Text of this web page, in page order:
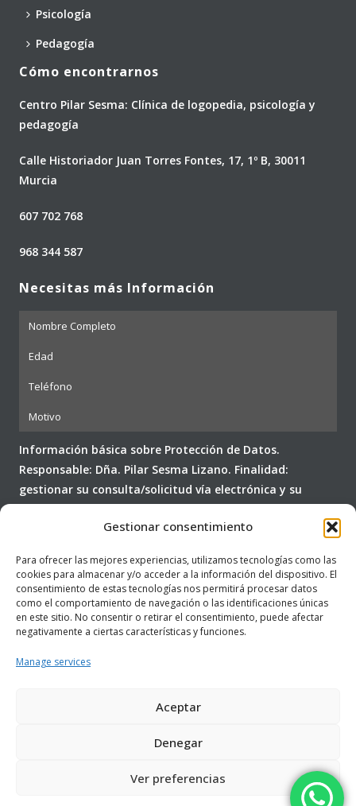
Gestionar consentimiento
Para ofrecer las mejores experiencias, utilizamos tecnologías como las
cookies para almacenar y/o acceder a la información del dispositivo. El
consentimiento de estas tecnologías nos permitirá procesar datos
como el comportamiento de navegación o las identificaciones únicas
en este sitio. No consentir o retirar el consentimiento, puede afectar
negativamente a ciertas características y funciones.
Manage services
Aceptar
Denegar
Ver preferencias
Psicología
Pedagogía
Cómo encontrarnos
Centro Pilar Sesma: Clínica de logopedia, psicología y
pedagogía
Calle Historiador Juan Torres Fontes, 17, 1º B, 30011
Murcia
607 702 768
968 344 587
Necesitas más Información
Información básica sobre Protección de Datos.
Responsable: Dña. Pilar Sesma Lizano. Finalidad:
gestionar su consulta/solicitud vía electrónica y su
posterior seguimiento comercial. Legitimación: su
consentimiento expreso (RGPD 6.1.a). No cederemos sus
propia finalidad. Puede revocar su consentimiento y
ejercitar sus derechos de acceso, rectificación, supresión,
portabilidad, limitación y oposición al tratamiento de
sus datos dirigiéndose a:info@centropilarsesma.com
Usted consiente, a través de la marcación de la